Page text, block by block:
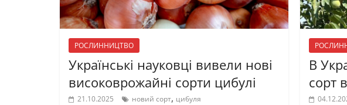
РОСЛИННИЦТВО
Українські науковці вивели нові
високоврожайні сорти цибулі
21.10.2025 новий сорт, цибуля
В
сорт